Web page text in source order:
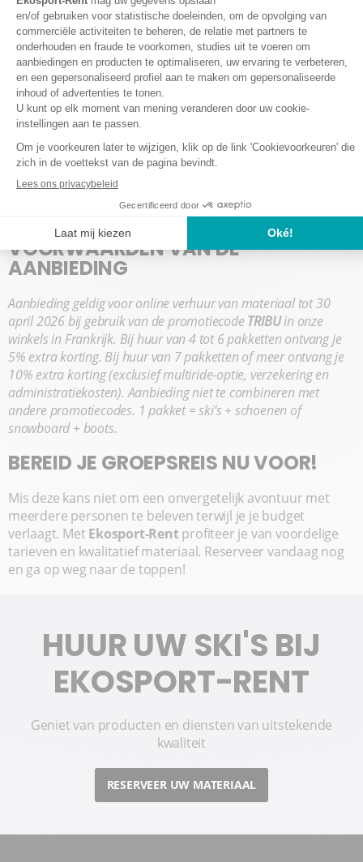
Om van deze aanbieding te profiteren, hoef je alleen maar
je materiaal online te reserveren en de promotiecode
TRIBUin te voeren voordat je je bestelling bevestigt. Het
is eenvoudig, snel en voordelig!
HOE PROFITEER JE?
Kies je skigebied en je verblijfsdata.
Reserveer minimaal 4 ski- of snowboardpakketten
op onze website.
toe in je winkelmandje
om de korting te activeren.
VOORWAARDEN VAN DE
AANBIEDING
Aanbieding geldig voor online verhuur van materiaal tot 30
april 2026 bij gebruik van de promotiecodeTRIBUin onze
winkels in Frankrijk. Bij huur van 4 tot 6 pakketten ontvang je
5% extra korting. Bij huur van 7 pakketten of meer ontvang je
10% extra korting (exclusief multiride-optie, verzekering en
administratiekosten). Aanbieding niet te combineren met
andere promotiecodes. 1 pakket = ski’s + schoenen of
snowboard + boots.
BEREID JE GROEPSREIS NU VOOR!
Mis deze kans niet om een onvergetelijk avontuur met
meerdere personen te beleven terwijl je je budget
verlaagt. Met Ekosport-Rentprofiteer je van voordelige
tarieven en kwalitatief materiaal. Reserveer vandaag nog
en ga op weg naar de toppen!
HUUR UW SKI'S BIJ
EKOSPORT-RENT
Geniet van producten en diensten van uitstekende
kwaliteit
RESERVEER UW MATERIAAL